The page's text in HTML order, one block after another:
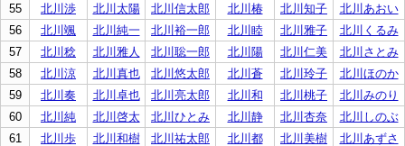
55
北川渉 北川太陽 北川信太郎 北川椿 北川知子
北川あおい
56
北川颯 北川純一 北川裕一郎 北川睦 北川雅子
北川くるみ
57
北川稔 北川雅人 北川聡一郎 北川陽 北川仁美
北川さとみ
58
北川涼 北川真也 北川悠太郎 北川蒼 北川玲子
北川ほのか
59
北川奏 北川卓也 北川亮太郎 北川和 北川桃子
北川みのり
60
北川純 北川啓太 北川ひとみ 北川静 北川杏奈
北川しのぶ
61
北川歩 北川和樹 北川祐太郎 北川都 北川美樹
北川あずさ